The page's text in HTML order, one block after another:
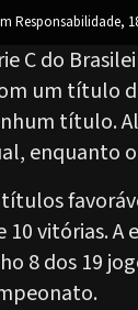
Responsabilidade,
C do
um título
título.
enquanto
10 vitórias.
8 dos 19